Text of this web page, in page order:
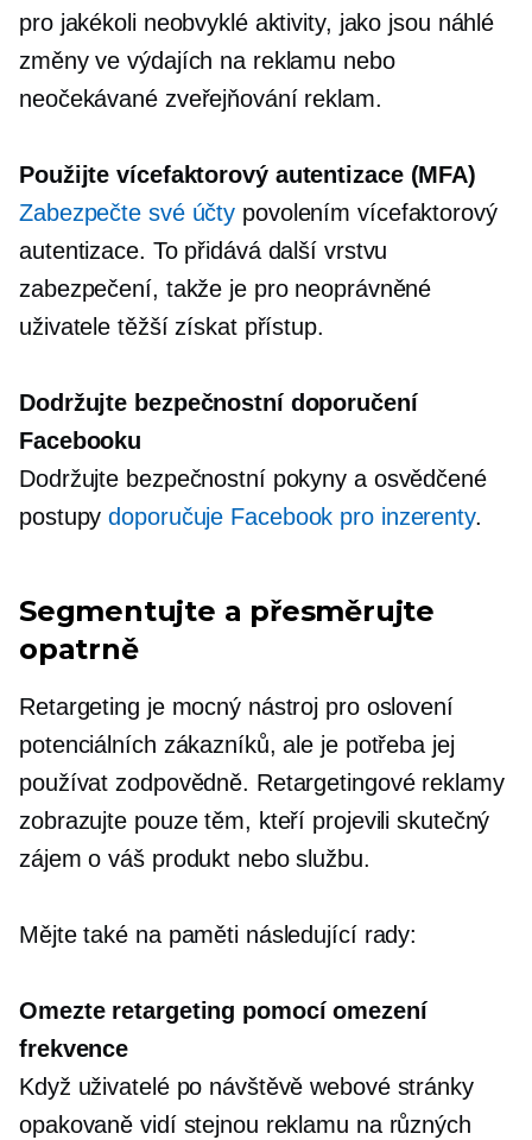
pro jakékoli neobvyklé aktivity, jako jsou náhlé
změny ve výdajích na reklamu nebo
neočekávané zveřejňování reklam.
Použijtevícefaktorovýautentizace (MFA)
Zabezpečte své účty povolenímvícefaktorový
autentizace. To přidává další vrstvu
zabezpečení, takže je pro neoprávněné
uživatele těžší získat přístup.
Dodržujte bezpečnostní doporučení
Facebooku
Dodržujte bezpečnostní pokyny a osvědčené
postupydoporučuje Facebook pro inzerenty.
Segmentujte a přesměrujte
opatrně
Retargeting je mocný nástroj pro oslovení
potenciálních zákazníků, ale je potřeba jej
používat zodpovědně. Retargetingové reklamy
zobrazujte pouze těm, kteří projevili skutečný
zájem o váš produkt nebo službu.
Mějte také na paměti následující rady:
Omezte retargeting pomocí omezení
frekvence
Když uživatelé po návštěvě webové stránky
opakovaně vidí stejnou reklamu na různých